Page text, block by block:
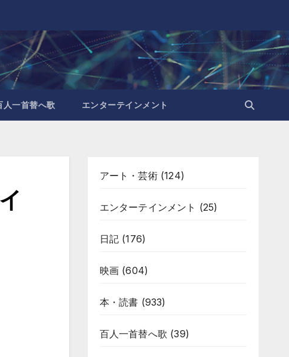
人一首替へ歌 エンターテインメント
アート・芸術(124)
エンターテインメント (25)
日記(176)
映画(604)
本・読書 (933)
百人一首替へ歌 (39)